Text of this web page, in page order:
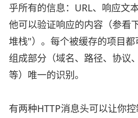
乎所有的信息：URL、响应文
他可以验证响应的内容（参看
堆栈"）。每个被缓存的项目
组成部分（域名、路径、协议
等）唯一的识别。
有两种HTTP消息头可以让你